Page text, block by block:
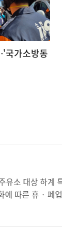
국가소방동
전 안전조치 및 현장 확인 등 법적 검증 체계 강화 소